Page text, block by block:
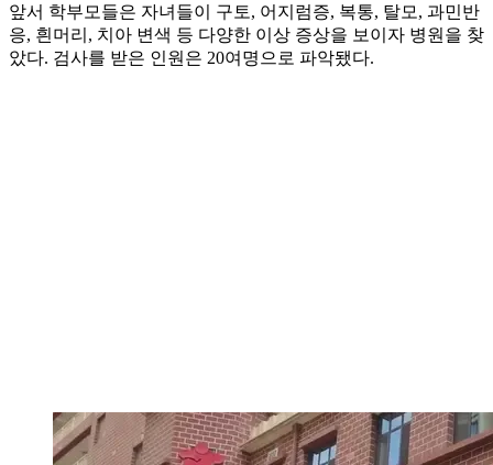
앞서 학부모들은 자녀들이 구토, 어지럼증, 복통, 탈모, 과민반
응, 흰머리, 치아 변색 등 다양한 이상 증상을 보이자 병원을 찾
았다. 검사를 받은 인원은 20여명으로 파악됐다.